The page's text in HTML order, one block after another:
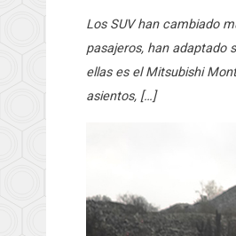
Los SUV han cambiado
pasajeros, han adaptado
ellas es el Mitsubishi
asientos, […]